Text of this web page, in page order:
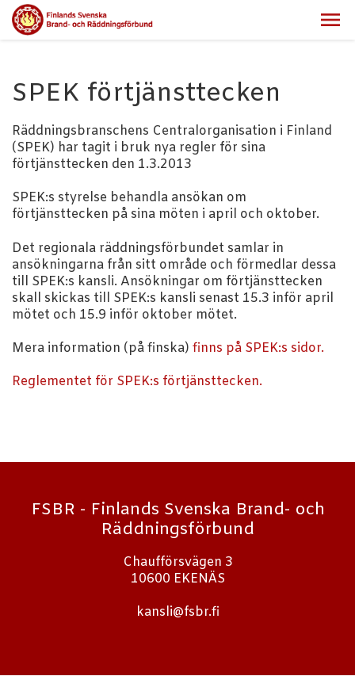
SPEK förtjänsttecken
Räddningsbranschens Centralorganisation i Finland
(SPEK) har tagit i bruk nya regler för sina
förtjänsttecken den 1.3.2013
SPEK:s styrelse behandla ansökan om
förtjänsttecken på sina möten i april och oktober.
Det regionala räddningsförbundet samlar in
ansökningarna från sitt område och förmedlar dessa
till SPEK:s kansli. Ansökningar om förtjänsttecken
skall skickas till SPEK:s kansli senast 15.3 inför april
mötet och 15.9 inför oktober mötet.
Mera information (på finska) finns på SPEK:s sidor.
Reglementet för SPEK:s förtjänsttecken.
FSBR - Finlands Svenska Brand- och
Räddningsförbund
Chaufförsvägen 3
10600 EKENÄS
kansli@fsbr.fi